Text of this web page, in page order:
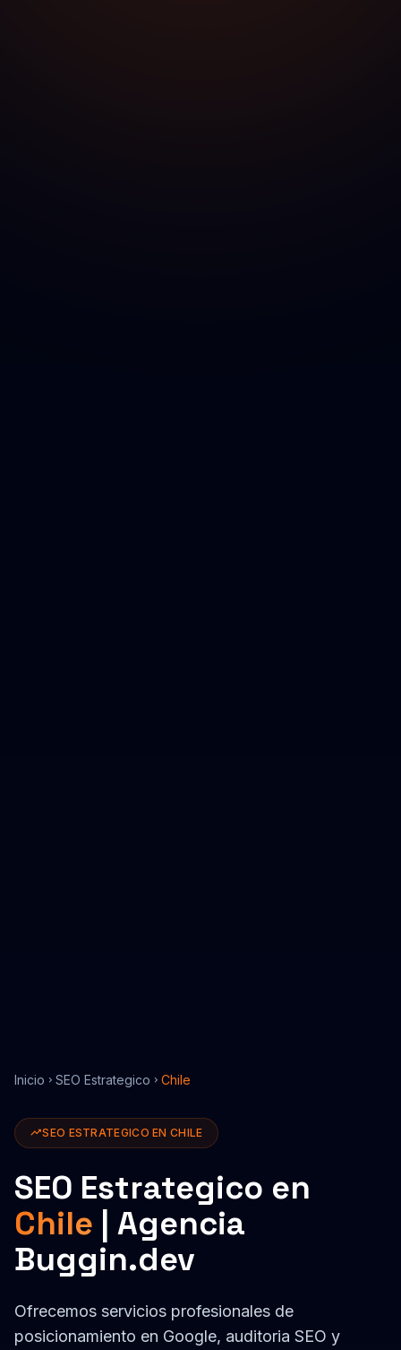
Inicio SEO Estrategico Chile
SEO ESTRATEGICO ENCHILE
SEO Estrategico en
Chile | Agencia
Buggin.dev
Ofrecemos servicios profesionales de
posicionamiento en Google, auditoria SEO y